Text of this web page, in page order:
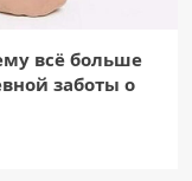
всё больше
заботы о